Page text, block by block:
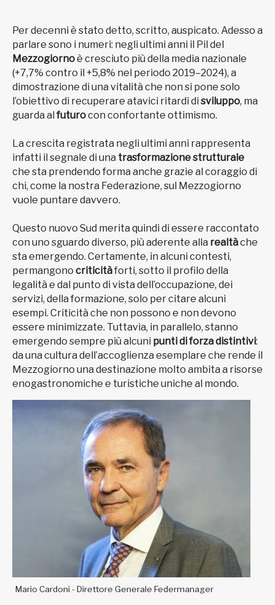
Per decenni è stato detto, scritto, auspicato. Adesso a
parlare sono i numeri: negli ultimi anni il Pil del
Mezzogiornoè cresciuto più della media nazionale
(+7,7% contro il +5,8% nel periodo 2019–2024), a
dimostrazione di una vitalità che non si pone solo
l’obiettivo di recuperare atavici ritardi di sviluppo, ma
guarda al futurocon confortante ottimismo.
La crescita registrata negli ultimi anni rappresenta
infatti il segnale di una trasformazionestrutturale
che sta prendendo forma anche grazie al coraggio di
chi, come la nostra Federazione, sul Mezzogiorno
vuole puntare davvero.
Questo nuovo Sud merita quindi di essere raccontato
con uno sguardo diverso, più aderente alla realtàche
sta emergendo. Certamente, in alcuni contesti,
permangono criticitàforti, sotto il profilo della
legalità e dal punto di vista dell’occupazione, dei
servizi, della formazione, solo per citare alcuni
esempi. Criticità che non possono e non devono
essere minimizzate. Tuttavia, in parallelo, stanno
emergendo sempre più alcuni punti di forza distintivi:
da una cultura dell’accoglienza esemplare che rende il
Mezzogiorno una destinazione molto ambita a risorse
enogastronomiche e turistiche uniche al mondo.
Mario Cardoni - Direttore Generale Federmanager